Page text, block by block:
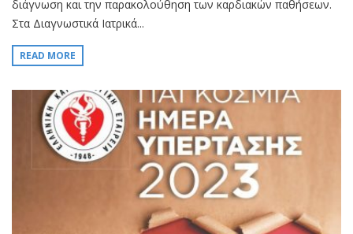
διάγνωση και την παρακολούθηση των καρδιακών παθήσεων.
Στα Διαγνωστικά Ιατρικά...
READ MORE